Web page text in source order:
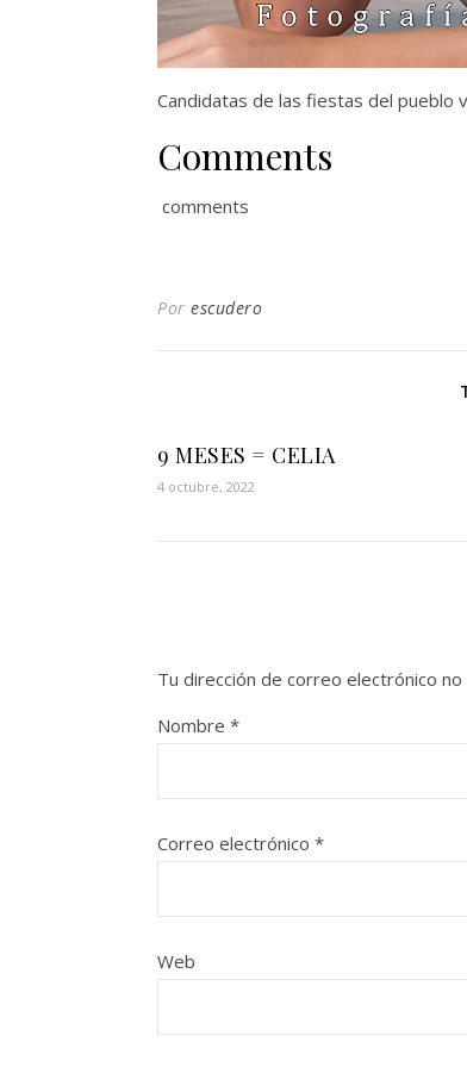
Candidatas de las fiestas del pueblo
Comments
comments
Por escudero
9 MESES = CELIA
4 octubre, 2022
Tu dirección de correo electrónico no
Nombre *
Correo electrónico *
Web